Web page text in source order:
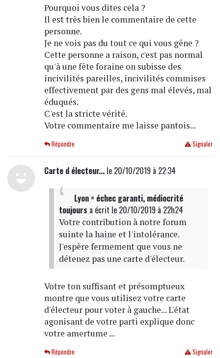
Pourquoi vous dites cela ?
Il est très bien le commentaire de cette
personne.
Je ne vois pas du tout ce qui vous gêne ?
Cette personne a raison, c'est pas normal
qu'à une fête foraine on subisse des
incivilités pareilles, incivilités commises
effectivement par des gens mal élevés, mal
éduqués.
C'est la stricte vérité.
Votre commentaire me laisse pantois...
Signaler
Répondre
Carte d électeur...le 20/10/2019 à 22:34
Lyon = échec garanti, médiocrité
toujours a écrit le 20/10/2019 à 22h24
Votre contribution à notre forum
suinte la haine et l'intolérance.
J'espère fermement que vous ne
détenez pas une carte d'électeur.
Votre ton suffisant et présomptueux
montre que vous utilisez votre carte
d'électeur pour voter à gauche... L'état
agonisant de votre parti explique donc
votre amertume ...
Signaler
Répondre